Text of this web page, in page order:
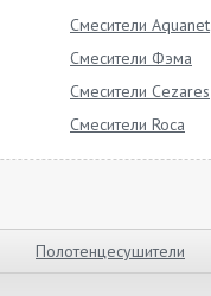
Смесители Aquanet
Смесители Фэма
Смесители Cezares
Смесители Roca
Полотенцесушители